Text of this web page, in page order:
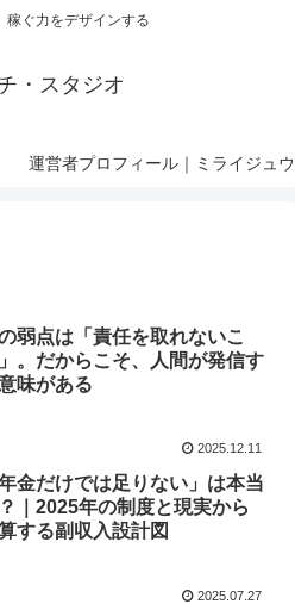
稼ぐ力をデザインする
・スタジオ
運営者プロフィール｜ミライジュウ
弱点は「責任を取れないこ
。だからこそ、人間が発信す
味がある
2025.12.11
年金だけでは足りない」は本当
｜2025年の制度と現実から
する副収入設計図
2025.07.27